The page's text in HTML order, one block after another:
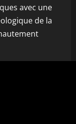
avec une
de la